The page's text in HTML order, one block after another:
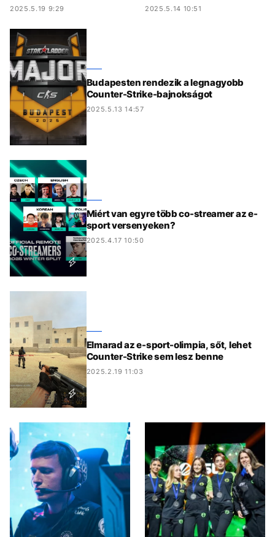
2025.5.19 9:29 2025.5.14 10:51
Budapesten rendezik a legnagyobb
Counter-Strike-bajnokságot
2025.5.13 14:57
Miért van egyre több co-streamer az e-
sport versenyeken?
2025.4.17 10:50
Elmarad az e-sport-olimpia, sőt, lehet
Counter-Strike sem lesz benne
2025.2.19 11:03